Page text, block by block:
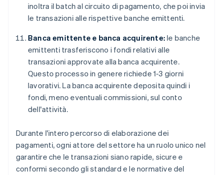
inoltra il batch al circuito di pagamento, che poi invia
le transazioni alle rispettive banche emittenti.
Banca emittente e banca acquirente: le banche
emittenti trasferiscono i fondi relativi alle
transazioni approvate alla banca acquirente.
Questo processo in genere richiede 1-3 giorni
lavorativi. La banca acquirente deposita quindi i
fondi, meno eventuali commissioni, sul conto
dell'attività.
Durante l'intero percorso di elaborazione dei
pagamenti, ogni attore del settore ha un ruolo unico nel
garantire che le transazioni siano rapide, sicure e
conformi secondo gli standard e le normative del